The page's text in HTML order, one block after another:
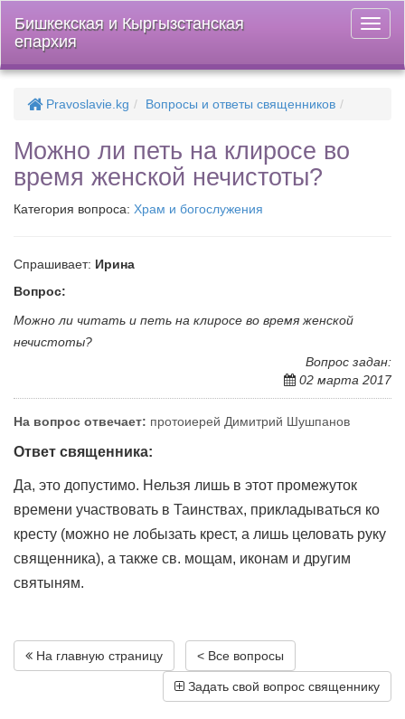
меню
Бишкекская и Кыргызстанская
епархия
Pravoslavie.kg Вопросы и ответы священников
Можно ли петь на клиросе во
время женской нечистоты?
Категория вопроса: Храм и богослужения
Спрашивает: Ирина
Вопрос:
Можно ли читать и петь на клиросе во время женской
нечистоты?
Вопрос задан:
02 марта 2017
На вопрос отвечает: протоиерей Димитрий Шушпанов
Ответ священника:
Да, это допустимо. Нельзя лишь в этот промежуток
времени участвовать в Таинствах, прикладываться ко
кресту (можно не лобызать крест, а лишь целовать руку
священника), а также св. мощам, иконам и другим
святыням.
На главную страницу < Все вопросы
Задать свой вопрос священнику